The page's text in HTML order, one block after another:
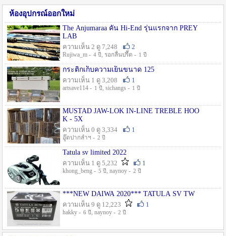
ห้องอุปกรณ์ออกใหม่
The Anjumaraa คัน Hi-End รุ่นแรกจาก PREY
LAB
ความเห็น 2 ดู 7,248
2
Rujiwa_m - 4 ปี , รอกลื่นปรื๊ด - 1 ปี
กระติกเก็บความเย็นขนาด 125
ความเห็น 1 ดู 3,208
1
artsave114 - 1 ปี , sichangs - 1 ปี
MUSTAD JAW-LOK IN-LINE TREBLE HOO
K - 5X
ความเห็น 0 ดู 3,334
1
อู๊ดปากลำฯ - 2 ปี
Tatula sv limited 2022
ความเห็น 1 ดู 5,232
1
khong_beng - 5 ปี , naynoy - 2 ปี
***NEW DAIWA 2020*** TATULA SV TW
ความเห็น 9 ดู 12,223
1
hakky - 6 ปี , naynoy - 2 ปี